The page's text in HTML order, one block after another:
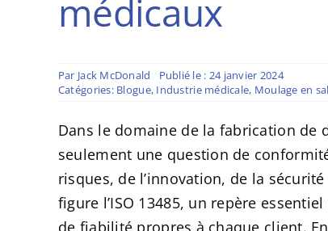
médicaux
Par Jack McDonald
Publié le : 24 janvier 2024
Catégories: Blogue, Industrie médicale, Moulage en
Dans le domaine de la fabrication de
seulement une question de
risques, de l’innovation, de la
figure l’ISO 13485, un repère
de fiabilité propres à chaque client.